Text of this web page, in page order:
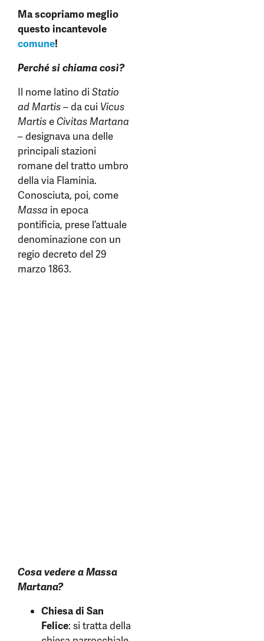
Ma scopriamo meglio
questo incantevole
comune!
Perché si chiama così?
Il nome latino diStatio
ad Martis– da cui Vicus
MartiseCivitas Martana
– designava una delle
principali stazioni
romane del tratto umbro
della via Flaminia.
Conosciuta, poi, come
Massa in epoca
pontificia, prese l’attuale
denominazione con un
regio decreto del 29
marzo 1863.
Cosa vedere a Massa
Martana?
Chiesa di San
Felice: si tratta della